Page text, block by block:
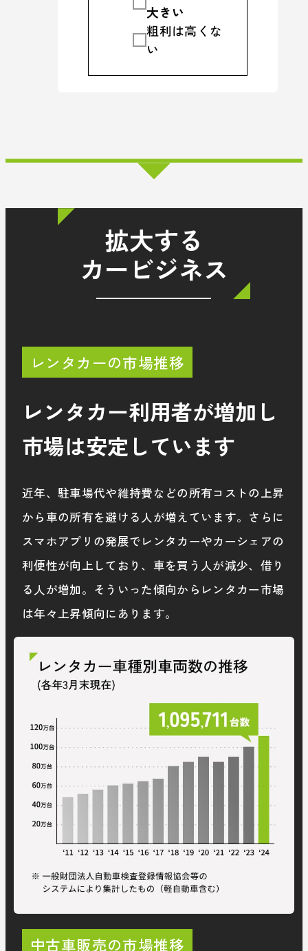
大きい
粗利は高くな
い
拡大する
カービジネス
レンタカーの市場推移
レンタカー利用者が増加し
市場は安定しています
近年、駐車場代や維持費などの所有コストの上昇
から車の所有を避ける人が増えています。さらに
スマホアプリの発展でレンタカーやカーシェアの
利便性が向上しており、車を買う人が減少、借り
る人が増加。そういった傾向からレンタカー市場
は年々上昇傾向にあります。
中古車販売の市場推移